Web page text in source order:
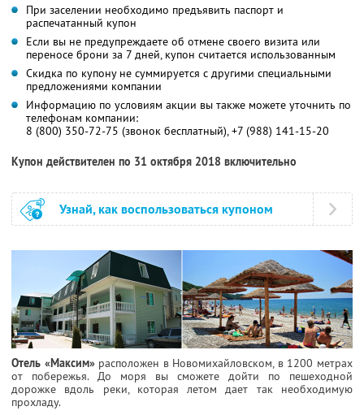
При заселении необходимо предъявить паспорт и
распечатанный купон
Если вы не предупреждаете об отмене своего визита или
переносе брони за 7 дней, купон считается использованным
Скидка по купону не суммируется с другими специальными
предложениями компании
Информацию по условиям акции вы также можете уточнить по
телефонам компании:
8 (800) 350-72-75 (звонок бесплатный), +7 (988) 141-15-20
Купон действителен по 31 октября 2018 включительно
Узнай, как воспользоваться купоном
Отель «Максим»расположен в Новомихайловском, в 1200 метрах
от побережья. До моря вы сможете дойти по пешеходной
дорожке вдоль реки, которая летом дает так необходимую
прохладу.